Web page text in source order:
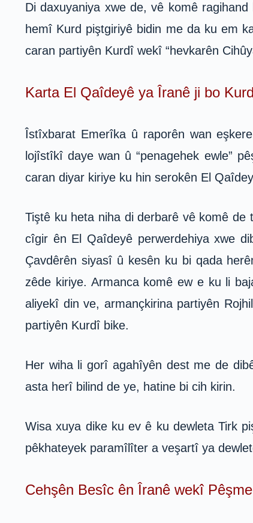
Di daxuyaniya xwe de, vê komê
hemî Kurd piştgiriyê bidin me da ku em
caran partiyên Kurdî wekî “hevkarên
Karta El Qaîdeyê ya Îranê ji bo
Îstîxbarat Emerîka û raporên wan
lojîstîkî daye wan û “penagehek ewle”
caran diyar kiriye ku hin serokên El
Tiştê ku heta niha di derbarê vê komê
cîgir ên El Qaîdeyê perwerdehiya xwe
Çavdêrên siyasî û kesên ku bi qada
zêde kiriye. Armanca komê ew e ku li
aliyekî din ve, armançkirina partiyên
partiyên Kurdî bike.
Her wiha li gorî agahîyên dest me de
asta herî bilind de ye, hatine bi cih kirin.
Wisa xuya dike ku ev ê ku dewleta Tirk
pêkhateyek paramîlîter a veşartî ya
Cehşên Besîc ên Îranê wekî